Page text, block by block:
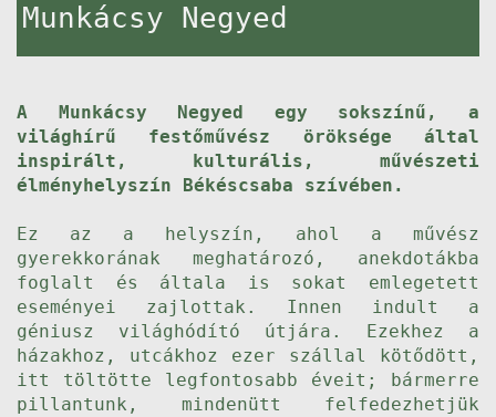
Munkácsy Negyed
A Munkácsy Negyed egy sokszínű, a
világhírű festőművész öröksége által
inspirált, kulturális, művészeti
élményhelyszín Békéscsaba szívében.
Ez az a helyszín, ahol a művész
gyerekkorának meghatározó, anekdotákba
foglalt és általa is sokat emlegetett
eseményei zajlottak. Innen indult a
géniusz világhódító útjára. Ezekhez a
házakhoz, utcákhoz ezer szállal kötődött,
itt töltötte legfontosabb éveit; bármerre
pillantunk, mindenütt felfedezhetjük